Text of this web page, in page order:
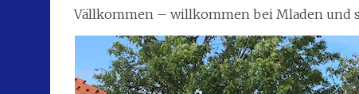
Vällkommen – willkommen bei Mladen und